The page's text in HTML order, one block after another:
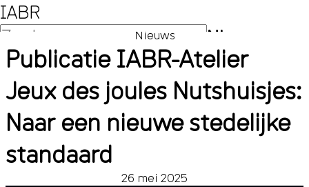
IABR
NL
EN
Nieuws
Publicatie IABR-Atelier
Jeux des joules Nutshuisjes:
Naar een nieuwe stedelijke
standaard
26 mei 2025